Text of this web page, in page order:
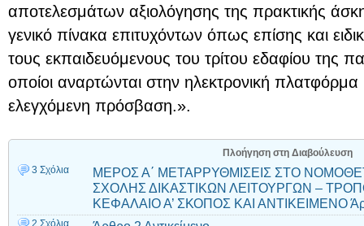
αποτελεσμάτων αξιολόγησης της πρακτικής
γενικό πίνακα επιτυχόντων όπως επίσης και
τους εκπαιδευόμενους του τρίτου εδαφίου της
οποίοι αναρτώνται στην ηλεκτρονική
ελεγχόμενη πρόσβαση.».
Πλοήγηση στη Διαβούλευση
3 Σχόλια
ΜΕΡΟΣ Α΄ ΜΕΤΑΡΡΥΘΜΙΣΕΙΣ ΣΤΟ
ΣΧΟΛΗΣ ΔΙΚΑΣΤΙΚΩΝ ΛΕΙΤΟΥΡΓΩΝ –
ΚΕΦΑΛΑΙΟ Α’ ΣΚΟΠΟΣ ΚΑΙ ΑΝΤΙΚΕΙΜΕΝΟ
2 Σχόλια